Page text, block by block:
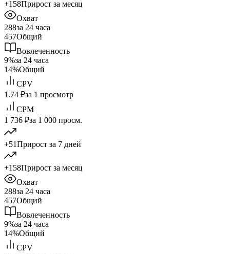
+158Прирост за месяц
Охват
288за 24 часа
457Общий
Вовлеченность
9%за 24 часа
14%Общий
CPV
1.74 ₽за 1 просмотр
CPM
1 736 ₽за 1 000 просм.
+51Прирост за 7 дней
+158Прирост за месяц
Охват
288за 24 часа
457Общий
Вовлеченность
9%за 24 часа
14%Общий
CPV